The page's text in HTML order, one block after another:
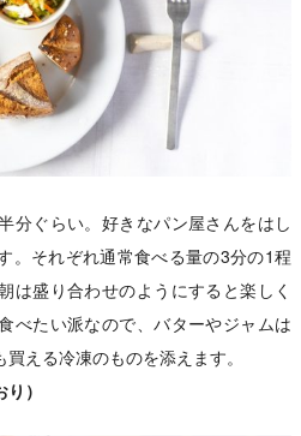
分ぐらい。好きなパン屋さんをはし
。それぞれ通常食べる量の3分の1程
は盛り合わせのようにすると楽しく
べたい派なので、バターやジャムは
える冷凍のものを添えます。
）